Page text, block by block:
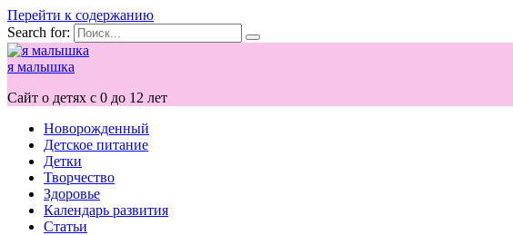
Перейти к содержанию
Search for:
я малышка
Сайт о детях с 0 до 12 лет
Новорожденный
Детское питание
Детки
Творчество
Здоровье
Календарь развития
Статьи